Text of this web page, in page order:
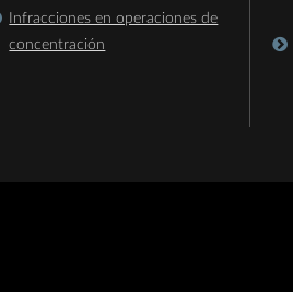
Infracciones en operaciones de
concentración